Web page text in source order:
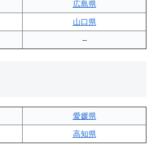
広島県
山口県
–
愛媛県
高知県